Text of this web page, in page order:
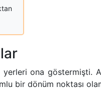
ona göstermişti.
bir dönüm noktası